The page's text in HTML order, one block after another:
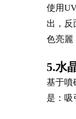
使用
出，反
色亮麗
5.水
基于噴
是：吸